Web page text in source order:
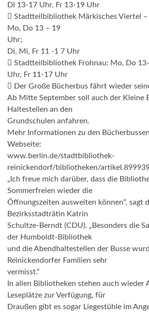
Di 13-17 Uhr, Fr 13-19 Uhr
 Stadtteilbibliothek Märkisches Viertel
Mo, Do 13 – 19
Uhr;
Di, Mi, Fr 11 -1 7 Uhr
 Stadtteilbibliothek Frohnau: Mo, Do
Uhr, Fr 11-17 Uhr
 Der Große Bücherbus fährt wieder
Ab Mitte September soll auch der Kleine
Haltestellen an den
Grundschulen anfahren.
Mehr Informationen zu den
Webseite:
www.berlin.de/stadtbibliothek-
reinickendorf/bibliotheken/
„Ich freue mich darüber, dass die
Sommerfreien wieder die
Öffnungszeiten ausweiten können“, sagt
Bezirksstadträtin Katrin
Schultze-Berndt (CDU). „Besonders die
der Humboldt-Bibliothek
und die Abendhaltestellen der Busse
Reinickendorfer Familien sehr
vermisst.“
In allen Bibliotheken stehen auch wieder
Leseplätze zur Verfügung, für
Draußen gibt es sogar Liegestühle im